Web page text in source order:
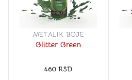
METALIK BOJE
Glitter Green
460 RSD